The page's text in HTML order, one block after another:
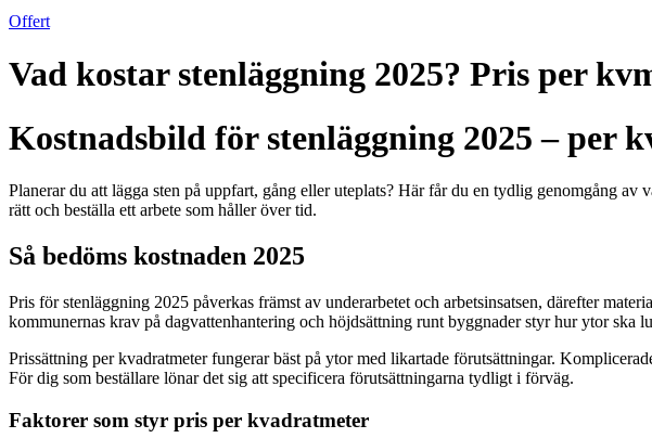
Offert
Vad kostar stenläggning 2025? Pris per
Kostnadsbild för stenläggning 2025 – per
Planerar du att lägga sten på uppfart, gång eller uteplats? Här får du en tydlig genomgång
rätt och beställa ett arbete som håller över tid.
Så bedöms kostnaden 2025
Pris för stenläggning 2025 påverkas främst av underarbetet och arbetsinsatsen, därefter
kommunernas krav på dagvattenhantering och höjdsättning runt byggnader styr hur ytor ska
Prissättning per kvadratmeter fungerar bäst på ytor med likartade förutsättningar.
För dig som beställare lönar det sig att specificera förutsättningarna tydligt i förväg.
Faktorer som styr pris per kvadratmeter